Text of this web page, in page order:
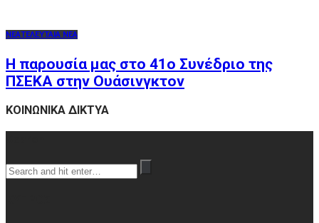
ΝΕΑΤΕΛΕΥΤΑΙΑ ΝΕΑ
Η παρουσία μας στο 41ο Συνέδριο της
ΠΣΕΚΑ στην Ουάσινγκτον
ΚΟΙΝΩΝΙΚΑ ΔΙΚΤΥΑ